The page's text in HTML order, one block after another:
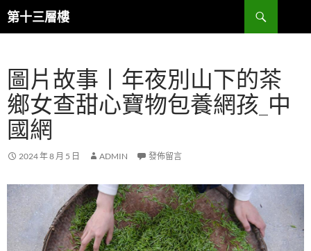
跳
至
容
第十三層樓
搜
尋
圖片故事丨年夜別山下的茶
鄉女查甜心寶物包養網孩_中
國網
2024 年 8 月 5 日 ADMIN 發佈留言